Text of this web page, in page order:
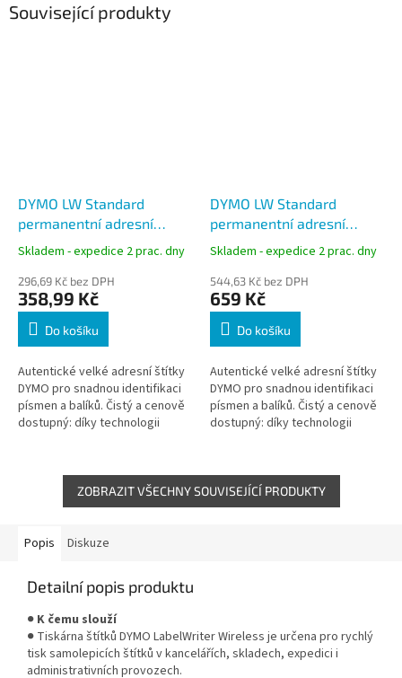
Související produkty
DYMO LW Standard
permanentní adresní
štítky 28x89 mm, 2x130
štítků, S0722370
Skladem - expedice 2 prac. dny
296,69 Kč bez DPH
358,99 Kč
Do košíku
Autentické velké adresní štítky
DYMO pro snadnou identifikaci
písmen a balíků. Čistý a cenově
dostupný: díky technologii
DYMO LW Standard
permanentní adresní
štítky 36x89 mm, 2x260
ks, S0722400
Skladem - expedice 2 prac. dny
544,63 Kč bez DPH
659 Kč
Do košíku
Autentické velké adresní štítky
DYMO pro snadnou identifikaci
písmen a balíků. Čistý a cenově
dostupný: díky technologii
ZOBRAZIT VŠECHNY SOUVISEJÍCÍ PRODUKTY
Popis Diskuze
Detailní popis produktu
● K čemu slouží
● Tiskárna štítků DYMO LabelWriter Wireless je určena pro rychlý
tisk samolepicích štítků v kancelářích, skladech, expedici i
administrativních provozech.